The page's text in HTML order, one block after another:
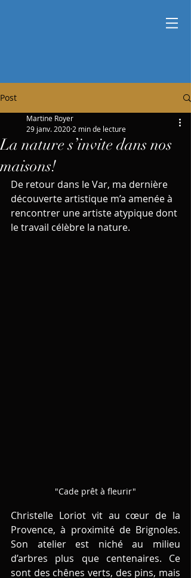
Post
La nature s’invite dans nos
maisons!
Martine Royer
29 janv. 2020 2 min de lecture
De retour dans le Var, ma dernière
découverte artistique m’a amenée à
rencontrer une artiste atypique dont
le travail célèbre la nature.
"Cade prêt à fleurir"
Christelle Loriot vit au cœur de la
Provence, à proximité de Brignoles.
Son atelier est niché au milieu
d’arbres plus que centenaires. Ce
sont des chênes verts, des pins, mais